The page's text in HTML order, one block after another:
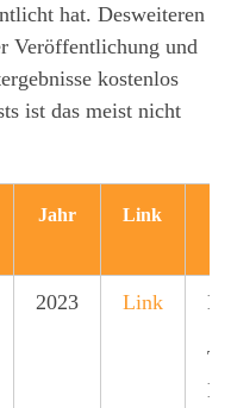
hat. Desweiteren
Veröffentlichung und
kostenlos
ist das meist nicht
Jahr Link
2023 Link